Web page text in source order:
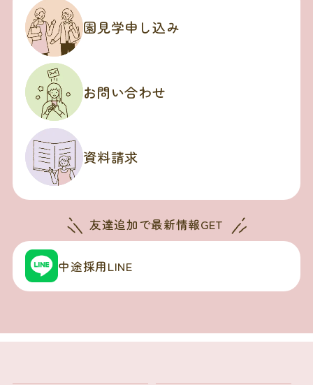
園見学申し込み
お問い合わせ
資料請求
友達追加で最新情報GET
中途採用LINE